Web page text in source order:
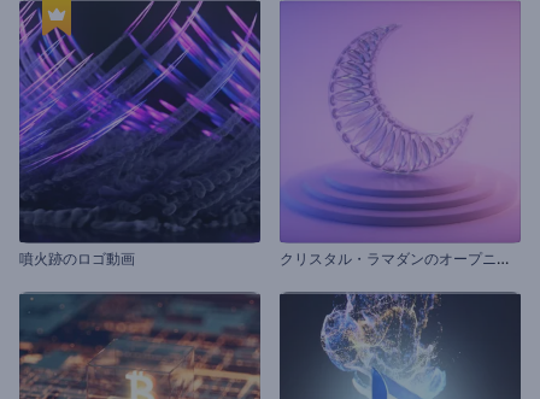
噴火跡のロゴ動画 ク
リスタル・ラマダンのオープニング動画